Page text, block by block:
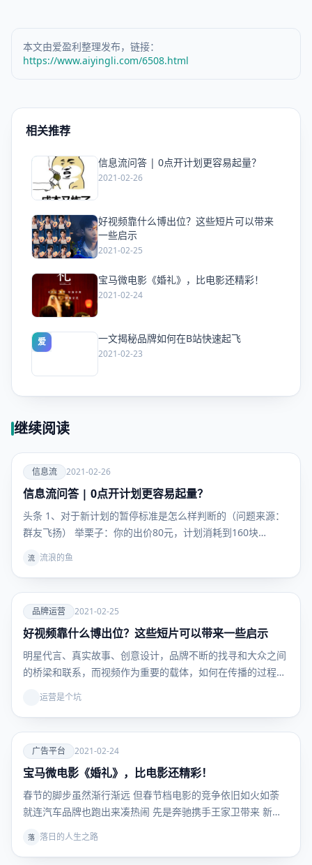
本文由爱盈利整理发布，链接：
https://www.aiyingli.com/6508.html
相关推荐
信息流问答 | 0点开计划更容易起量？
2021-02-26
爱
好视频靠什么博出位？这些短片可以带来
一些启示
2021-02-25
宝马微电影《婚礼》，比电影还精彩！
2021-02-24
爱 一文揭秘品牌如何在B站快速起飞
2021-02-23
继续阅读
爱
信息流
信息流 2021-02-26
信息流问答 | 0点开计划更容易起量？
头条 1、对于新计划的暂停标准是怎么样判断的（问题来源：
群友飞扬） 举栗子：你的出价80元，计划消耗到160块…
流 流浪的鱼
爱
品牌运
营
品牌运营 2021-02-25
好视频靠什么博出位？这些短片可以带来一些启示
明星代言、真实故事、创意设计，品牌不断的找寻和大众之间
的桥梁和联系，而视频作为重要的载体，如何在传播的过程中
运营是个坑
爱
广告平
台
广告平台 2021-02-24
宝马微电影《婚礼》，比电影还精彩！
春节的脚步虽然渐行渐远 但春节档电影的竞争依旧如火如荼
就连汽车品牌也跑出来凑热闹 先是奔驰携手王家卫带来 新…
落 落日的人生之路